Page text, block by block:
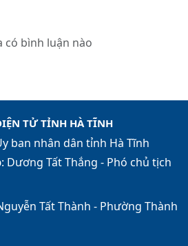
có bình luận nào
TỬ TỈNH HÀ TĨNH
ban nhân dân tỉnh Hà Tĩnh
: Dương Tất Thắng - Phó chủ tịch
Tất Thành - Phường Thành